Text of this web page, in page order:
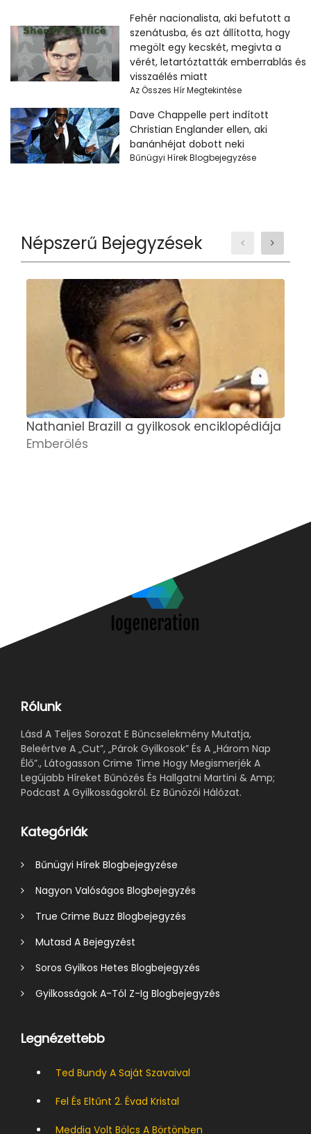
Fehér nacionalista, aki befutott a
szenátusba, és azt állította, hogy
megölt egy kecskét, megivta a
vérét, letartóztatták emberrablás és
visszaélés miatt
Az Összes Hír Megtekintése
Dave Chappelle pert indított
Christian Englander ellen, aki
banánhéjat dobott neki
Bűnügyi Hírek Blogbejegyzése
Népszerű Bejegyzések
Nathaniel Brazill a gyilkosok enciklopédiája
Emberölés
Rólunk
Lásd A Teljes Sorozat E Bűncselekmény Mutatja,
Beleértve A „Cut”, „Párok Gyilkosok” És A „Három Nap
Élő”., Látogasson Crime Time Hogy Megismerjék A
Legújabb Híreket Bűnözés És Hallgatni Martini & Amp;
Podcast A Gyilkosságokról. Ez Bűnözői Hálózat.
Kategóriák
Bűnügyi Hírek Blogbejegyzése
Nagyon Valóságos Blogbejegyzés
True Crime Buzz Blogbejegyzés
Mutasd A Bejegyzést
Soros Gyilkos Hetes Blogbejegyzés
Gyilkosságok A-Tól Z-Ig Blogbejegyzés
Legnézettebb
Ted Bundy A Saját Szavaival
Fel És Eltűnt 2. Évad Kristal
Meddig Volt Bölcs A Börtönben